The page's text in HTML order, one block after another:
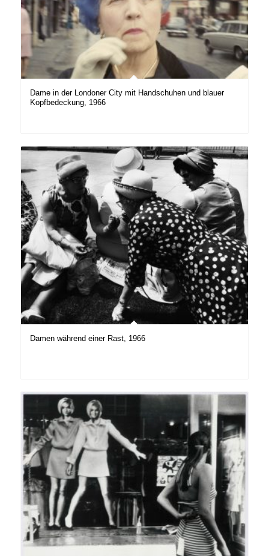
Dame in der Londoner City mit Handschuhen und blauer
Kopfbedeckung, 1966
Damen während einer Rast, 1966